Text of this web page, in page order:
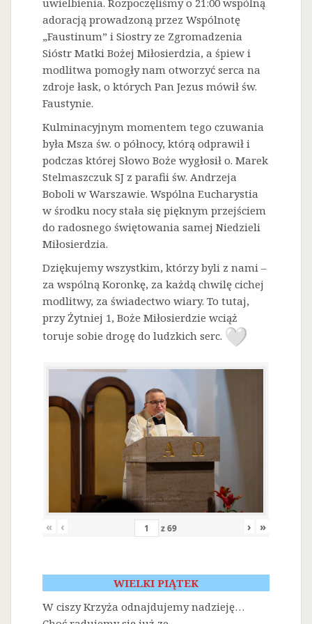
uwielbienia. Rozpoczęliśmy o 21:00 wspólną
adoracją prowadzoną przez Wspólnotę
„Faustinum” i Siostry ze Zgromadzenia
Sióstr Matki Bożej Miłosierdzia, a śpiew i
modlitwa pomogły nam otworzyć serca na
zdroje łask, o których Pan Jezus mówił św.
Faustynie.
Kulminacyjnym momentem tego czuwania
była Msza św. o północy, którą odprawił i
podczas której Słowo Boże wygłosił o. Marek
Stelmaszczuk SJ z parafii św. Andrzeja
Boboli w Warszawie. Wspólna Eucharystia
w środku nocy stała się pięknym przejściem
do radosnego świętowania samej Niedzieli
Miłosierdzia.
Dziękujemy wszystkim, którzy byli z nami –
za wspólną Koronkę, za każdą chwilę cichej
modlitwy, za świadectwo wiary. To tutaj,
przy Żytniej 1, Boże Miłosierdzie wciąż
toruje sobie drogę do ludzkich serc.
« ‹ z69 › »
WIELKI PIĄTEK
W ciszy Krzyża odnajdujemy nadzieję…